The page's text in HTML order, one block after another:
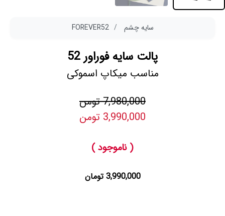
سایه چشم FOREVER52
پالت سایه فوراور 52
مناسب میکاپ اسموکی
7,980,000 تومن
3,990,000 تومن
( ناموجود )
3,990,000 تومان